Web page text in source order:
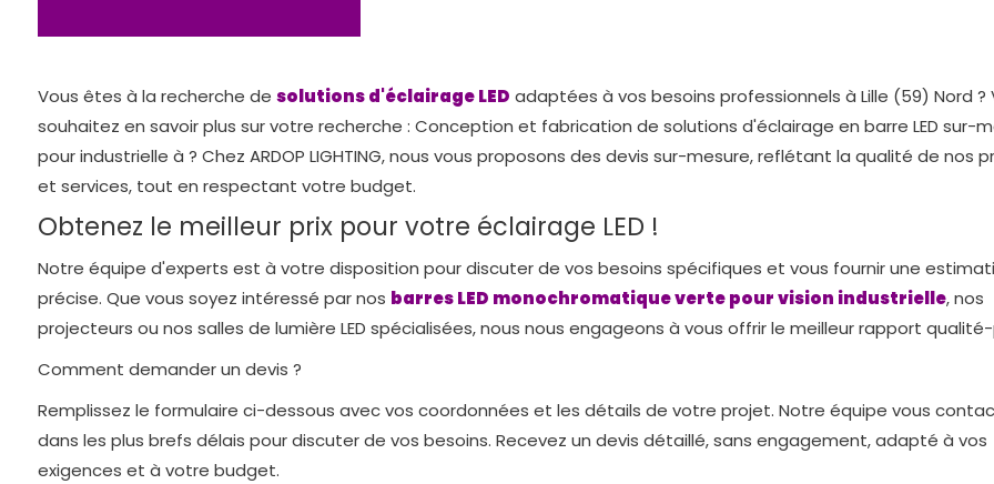
Vous êtes à la recherche de solutions d'éclairage LED adaptées à vos besoins professionnels à Lille (59) Nord ?
souhaitez en savoir plus sur votre recherche : Conception et fabrication de solutions d'éclairage en barre LED sur-
pour industrielle à ? Chez ARDOP LIGHTING, nous vous proposons des devis sur-mesure, reflétant la qualité de nos
et services, tout en respectant votre budget.
Obtenez le meilleur prix pour votre éclairage LED !
Notre équipe d'experts est à votre disposition pour discuter de vos besoins spécifiques et vous fournir une
précise. Que vous soyez intéressé par nos barres LED monochromatique verte pour vision industrielle, nos
projecteurs ou nos salles de lumière LED spécialisées, nous nous engageons à vous offrir le meilleur rapport qualité-
Comment demander un devis ?
Remplissez le formulaire ci-dessous avec vos coordonnées et les détails de votre projet. Notre équipe vous
dans les plus brefs délais pour discuter de vos besoins. Recevez un devis détaillé, sans engagement, adapté à vos
exigences et à votre budget.